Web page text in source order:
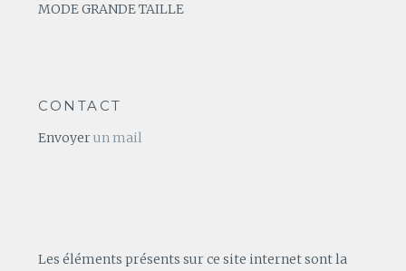
MODE GRANDE TAILLE
CONTACT
Envoyerun mail
Les éléments présents sur ce site internet sont la